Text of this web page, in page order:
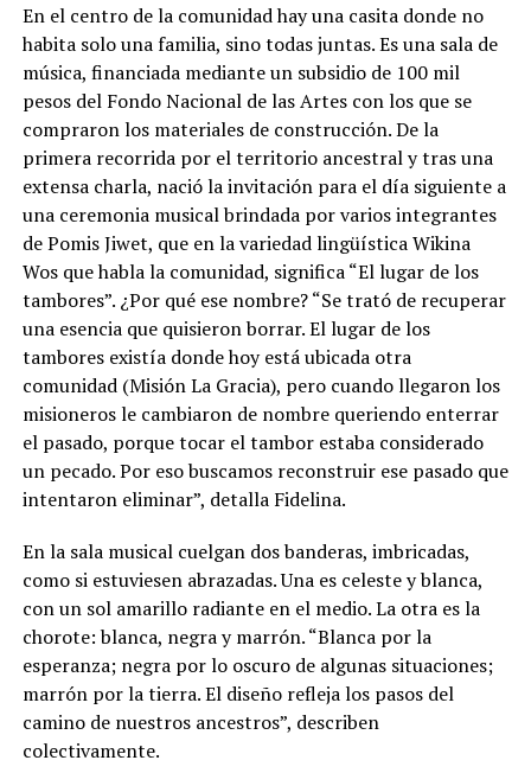
En el centro de la comunidad hay una casita donde no
habita solo una familia, sino todas juntas. Es una sala de
música, financiada mediante un subsidio de 100 mil
pesos del Fondo Nacional de las Artes con los que se
compraron los materiales de construcción. De la
primera recorrida por el territorio ancestral y tras una
extensa charla, nació la invitación para el día siguiente a
una ceremonia musical brindada por varios integrantes
de Pomis Jiwet, que en la variedad lingüística Wikina
Wos que habla la comunidad, significa “El lugar de los
tambores”. ¿Por qué ese nombre? “Se trató de recuperar
una esencia que quisieron borrar. El lugar de los
tambores existía donde hoy está ubicada otra
comunidad (Misión La Gracia), pero cuando llegaron los
misioneros le cambiaron de nombre queriendo enterrar
el pasado, porque tocar el tambor estaba considerado
un pecado. Por eso buscamos reconstruir ese pasado que
intentaron eliminar”, detalla Fidelina.
En la sala musical cuelgan dos banderas, imbricadas,
como si estuviesen abrazadas. Una es celeste y blanca,
con un sol amarillo radiante en el medio. La otra es la
chorote: blanca, negra y marrón. “Blanca por la
esperanza; negra por lo oscuro de algunas situaciones;
marrón por la tierra. El diseño refleja los pasos del
camino de nuestros ancestros”, describen
colectivamente.